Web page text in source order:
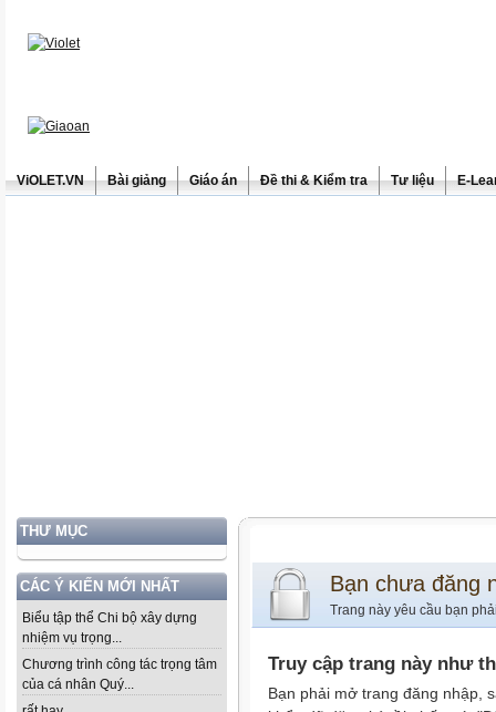
ViOLET.VN Bài giảng Giáo án Đề thi & Kiểm tra Tư liệu E-
THƯ MỤC
CÁC Ý KIẾN MỚI NHẤT
Biểu tập thể Chi bộ xây dựng
nhiệm vụ trọng...
Chương trình công tác trọng tâm
của cá nhân Quý...
Bạn chưa đăng
Trang này yêu cầu bạn
Truy cập trang này như
Bạn phải mở trang đăng nhập,